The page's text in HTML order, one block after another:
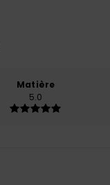
Matière
5.0